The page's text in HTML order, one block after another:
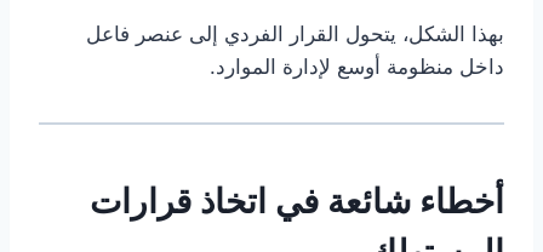
بهذا الشكل، يتحول القرار الفردي إلى عنصر فاعل
داخل منظومة أوسع لإدارة الموارد.
أخطاء شائعة في اتخاذ قرارات